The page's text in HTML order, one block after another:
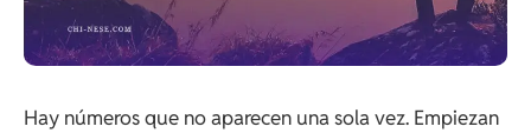
Hay números que no aparecen una sola vez. Empiezan